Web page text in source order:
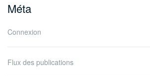
Méta
Connexion
Flux des publications